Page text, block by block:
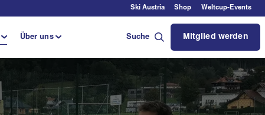
Ski Austria Shop Weltcup-Events
Über uns Suche Mitglied werden